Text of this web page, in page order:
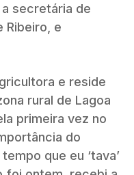
a secretária de
Ribeiro, e
e reside
rural de Lagoa
primeira vez no
do
que eu ‘tava’